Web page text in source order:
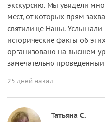
экскурсию. Мы увидели
мест, от которых прям
святилище Наны.
исторические факты об
организовано на высшем
замечательно
25 дней назад
Татьяна С.